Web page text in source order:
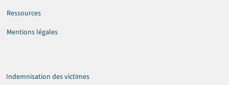
Ressources
Mentions légales
Indemnisation des victimes